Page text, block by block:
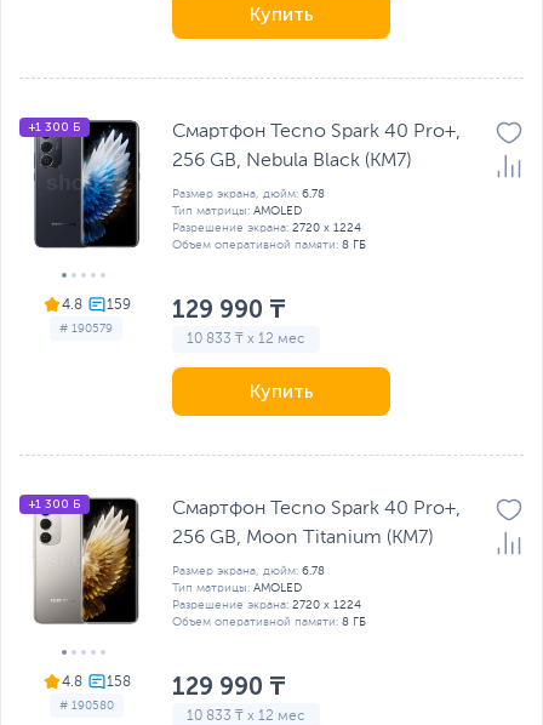
Купить
4.8
# 190579
+1 300 Б
Смартфон Tecno Spark 40 Pro+,
256 GB, Nebula Black (KM7)
Размер экрана, дюйм: 6.78
Тип матрицы: AMOLED
Разрешение экрана: 2720 х 1224
Объем оперативной памяти: 8 ГБ
129 990 ₸
10 833 ₸ x 12 мес
Купить
4.8
# 190580
+1 300 Б
Смартфон Tecno Spark 40 Pro+,
256 GB, Moon Titanium (KM7)
Размер экрана, дюйм: 6.78
Тип матрицы: AMOLED
Разрешение экрана: 2720 х 1224
Объем оперативной памяти: 8 ГБ
129 990 ₸
10 833 ₸ x 12 мес